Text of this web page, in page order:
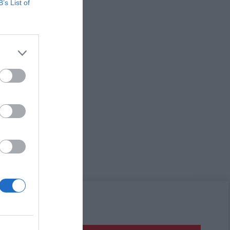
List of
46, 47, 48, 49, 50
31 cm